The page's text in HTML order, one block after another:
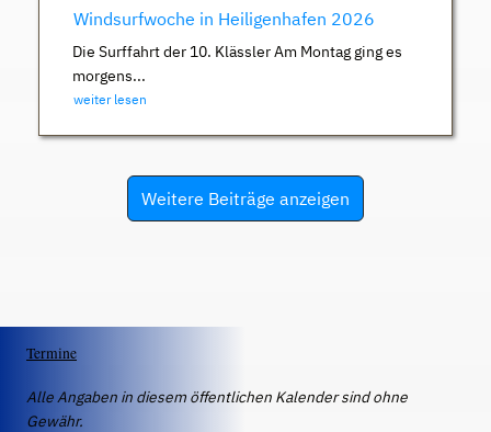
Windsurfwoche in Heiligenhafen 2026
Die Surffahrt der 10. Klässler Am Montag ging es
morgens...
weiter lesen
Weitere Beiträge anzeigen
Termine
Alle Angaben in diesem öffentlichen Kalender sind ohne
Gewähr.